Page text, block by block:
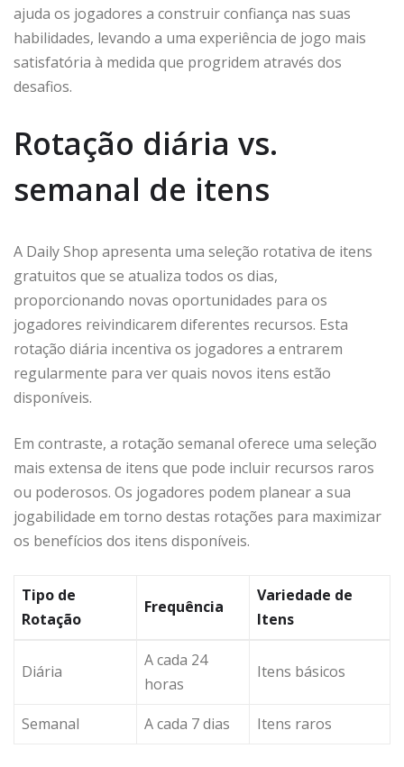
ajuda os jogadores a construir confiança nas suas
habilidades, levando a uma experiência de jogo mais
satisfatória à medida que progridem através dos
desafios.
Rotação diária vs.
semanal de itens
A Daily Shop apresenta uma seleção rotativa de itens
gratuitos que se atualiza todos os dias,
proporcionando novas oportunidades para os
jogadores reivindicarem diferentes recursos. Esta
rotação diária incentiva os jogadores a entrarem
regularmente para ver quais novos itens estão
disponíveis.
Em contraste, a rotação semanal oferece uma seleção
mais extensa de itens que pode incluir recursos raros
ou poderosos. Os jogadores podem planear a sua
jogabilidade em torno destas rotações para maximizar
os benefícios dos itens disponíveis.
Tipo de
Rotação
Frequência
Variedade de
Itens
Diária
A cada 24
horas
Itens básicos
Semanal A cada 7 dias Itens raros